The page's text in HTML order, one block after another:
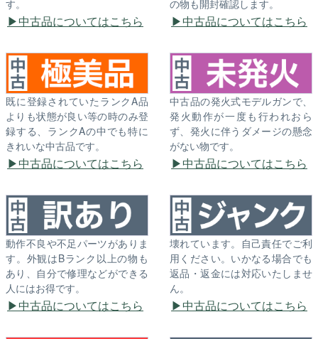
す。
中古品についてはこちら
の物も開封確認します。
中古品についてはこちら
既に登録されていたランクA品
よりも状態が良い等の時のみ登
録する、ランクAの中でも特に
きれいな中古品です。
中古品についてはこちら
中古品の発火式モデルガンで、
発火動作が一度も行われおら
ず、発火に伴うダメージの懸念
がない物です。
中古品についてはこちら
動作不良や不足パーツがありま
す。外観はBランク以上の物も
あり、自分で修理などができる
人にはお得です。
中古品についてはこちら
壊れています。自己責任でご利
用ください。いかなる場合でも
返品・返金には対応いたしませ
ん。
中古品についてはこちら